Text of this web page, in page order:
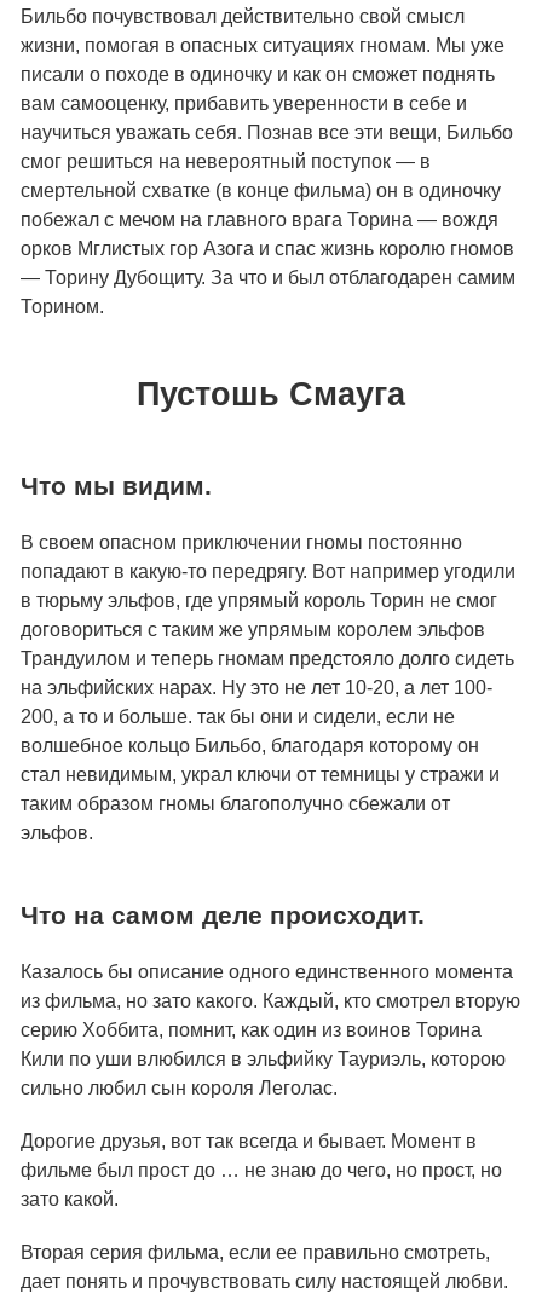
Бильбо почувствовал действительно свой смысл
жизни, помогая в опасных ситуациях гномам. Мы уже
писали о походе в одиночку и как он сможет поднять
вам самооценку, прибавить уверенности в себе и
научиться уважать себя. Познав все эти вещи, Бильбо
смог решиться на невероятный поступок — в
смертельной схватке (в конце фильма) он в одиночку
побежал с мечом на главного врага Торина — вождя
орков Мглистых гор Азога и спас жизнь королю гномов
— Торину Дубощиту. За что и был отблагодарен самим
Торином.
Пустошь Смауга
Что мы видим.
В своем опасном приключении гномы постоянно
попадают в какую-то передрягу. Вот например угодили
в тюрьму эльфов, где упрямый король Торин не смог
договориться с таким же упрямым королем эльфов
Трандуилом и теперь гномам предстояло долго сидеть
на эльфийских нарах. Ну это не лет 10-20, а лет 100-
200, а то и больше. так бы они и сидели, если не
волшебное кольцо Бильбо, благодаря которому он
стал невидимым, украл ключи от темницы у стражи и
таким образом гномы благополучно сбежали от
эльфов.
Что на самом деле происходит.
Казалось бы описание одного единственного момента
из фильма, но зато какого. Каждый, кто смотрел вторую
серию Хоббита, помнит, как один из воинов Торина
Кили по уши влюбился в эльфийку Тауриэль, которою
сильно любил сын короля Леголас.
Дорогие друзья, вот так всегда и бывает. Момент в
фильме был прост до … не знаю до чего, но прост, но
зато какой.
Вторая серия фильма, если ее правильно смотреть,
дает понять и прочувствовать силу настоящей любви.